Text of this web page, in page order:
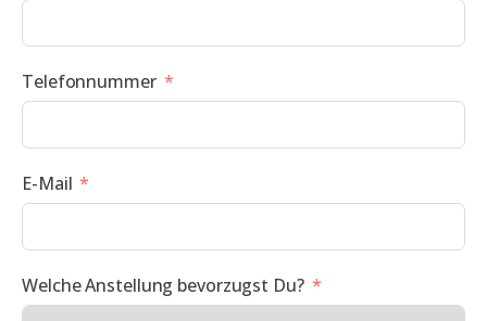
Telefonnummer
E-Mail
Welche Anstellung bevorzugst Du?